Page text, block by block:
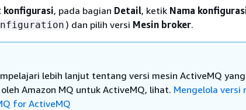
konfigurasi, pada bagian Detail, ketik Nama
) dan pilih versi Mesin broker.
lebih lanjut tentang versi mesin ActiveMQ yang
Amazon MQ untuk ActiveMQ, lihat. Mengelola versi
for ActiveMQ